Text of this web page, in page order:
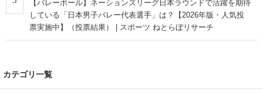
【バレーボール】ネーションズリーグ日本ラウンドで活躍を期待
している「日本男子バレー代表選手」は？【2026年版・人気投
票実施中】（投票結果） | スポーツ ねとらぼリサーチ
カテゴリ一覧